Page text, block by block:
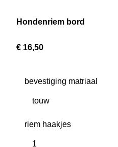
Hondenriem bord
€ 16,50
bevestiging matriaal
riem haakjes